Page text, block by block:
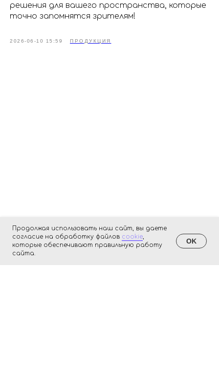
решения для вашего пространства, которые
точно запомнятся зрителям!
2026-06-10 15:59 ПРОДУКЦИЯ
Продолжая использовать наш сайт, вы даете
согласие на обработку файлов cookie,
которые обеспечивают правильную работу
сайта.
OK